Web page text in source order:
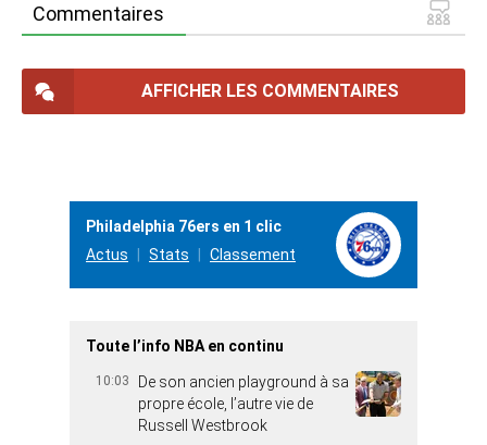
Commentaires
AFFICHER LES COMMENTAIRES
Philadelphia 76ers en 1 clic
Actus
Stats Classement
Toute l’info NBA en continu
10:03
De son ancien playground à sa
propre école, l’autre vie de
Russell Westbrook